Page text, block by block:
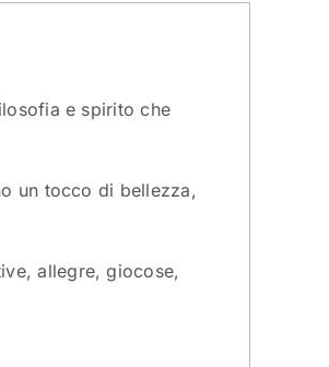
e spirito che
un tocco di bellezza,
allegre, giocose,